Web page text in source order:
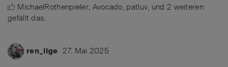
MichaelRothenpieler, Avocado, patluv, und 2 weiteren
gefällt das.
ren_ilge 27. Mai 2025